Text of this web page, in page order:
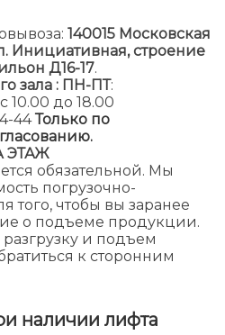
140015 Московская
Инициативная, строение
Д16-17.
зала : ПН-ПТ:
10.00 до 18.00
44Только по
ЭТАЖ
обязательной. Мы
погрузочно-
того, чтобы вы заранее
о подъеме продукции.
и подъем
к сторонним
наличии лифта